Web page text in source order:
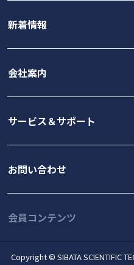
新着情報
会社案内
サービス＆サポート
お問い合わせ
会員コンテンツ
Copyright © SIBATA SCIENTIFIC